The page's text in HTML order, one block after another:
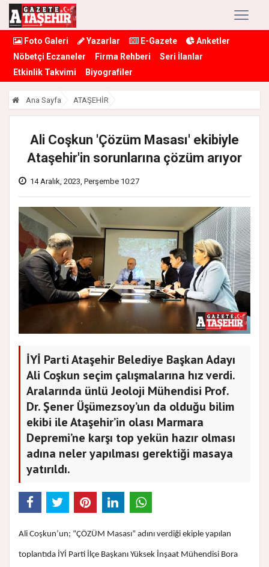
Foto Galeri Yazarlar E-Gazete
Anketler
Nöbetçi Eczaneler
Firma Rehberi
Seri İlanlar
Etkinlik Takvimi
Biyografiler
Ana Sayfa ATAŞEHİR
Ali Coşkun 'Çözüm Masası' ekibiyle
Ataşehir'in sorunlarına çözüm arıyor
14 Aralık, 2023, Perşembe 10:27
İYİ Parti Ataşehir Belediye Başkan Adayı
Ali Coşkun seçim çalışmalarına hız verdi.
Aralarında ünlü Jeoloji Mühendisi Prof.
Dr. Şener Üşümezsoy’un da olduğu bilim
ekibi ile Ataşehir’in olası Marmara
Depremi’ne karşı top yekün hazır olması
adına neler yapılması gerektiği masaya
yatırıldı.
Ali Coşkun’un; “ÇÖZÜM Masası” adını verdiği ekiple yapılan
toplantıda İYİ Parti İlçe Başkanı Yüksek İnşaat Mühendisi Bora